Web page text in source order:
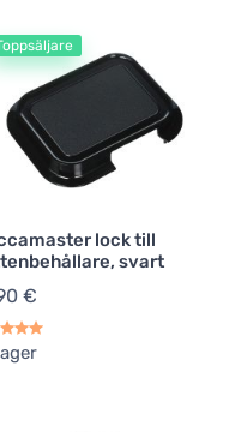
lock till
svart
€